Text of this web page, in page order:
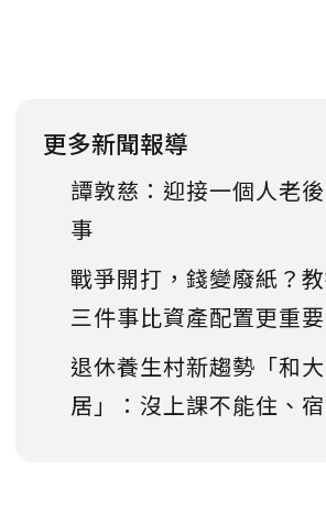
更多新聞報導
譚敦慈：迎接一個人老
事
戰爭開打，錢變廢紙？
三件事比資產配置更重要
退休養生村新趨勢「和
居」：沒上課不能住、